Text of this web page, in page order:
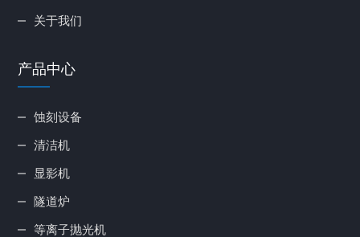
关于我们
产品中心
蚀刻设备
清洁机
显影机
隧道炉
等离子抛光机